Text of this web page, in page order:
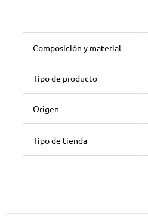
Composición y material
Tipo de producto
Origen
Tipo de tienda